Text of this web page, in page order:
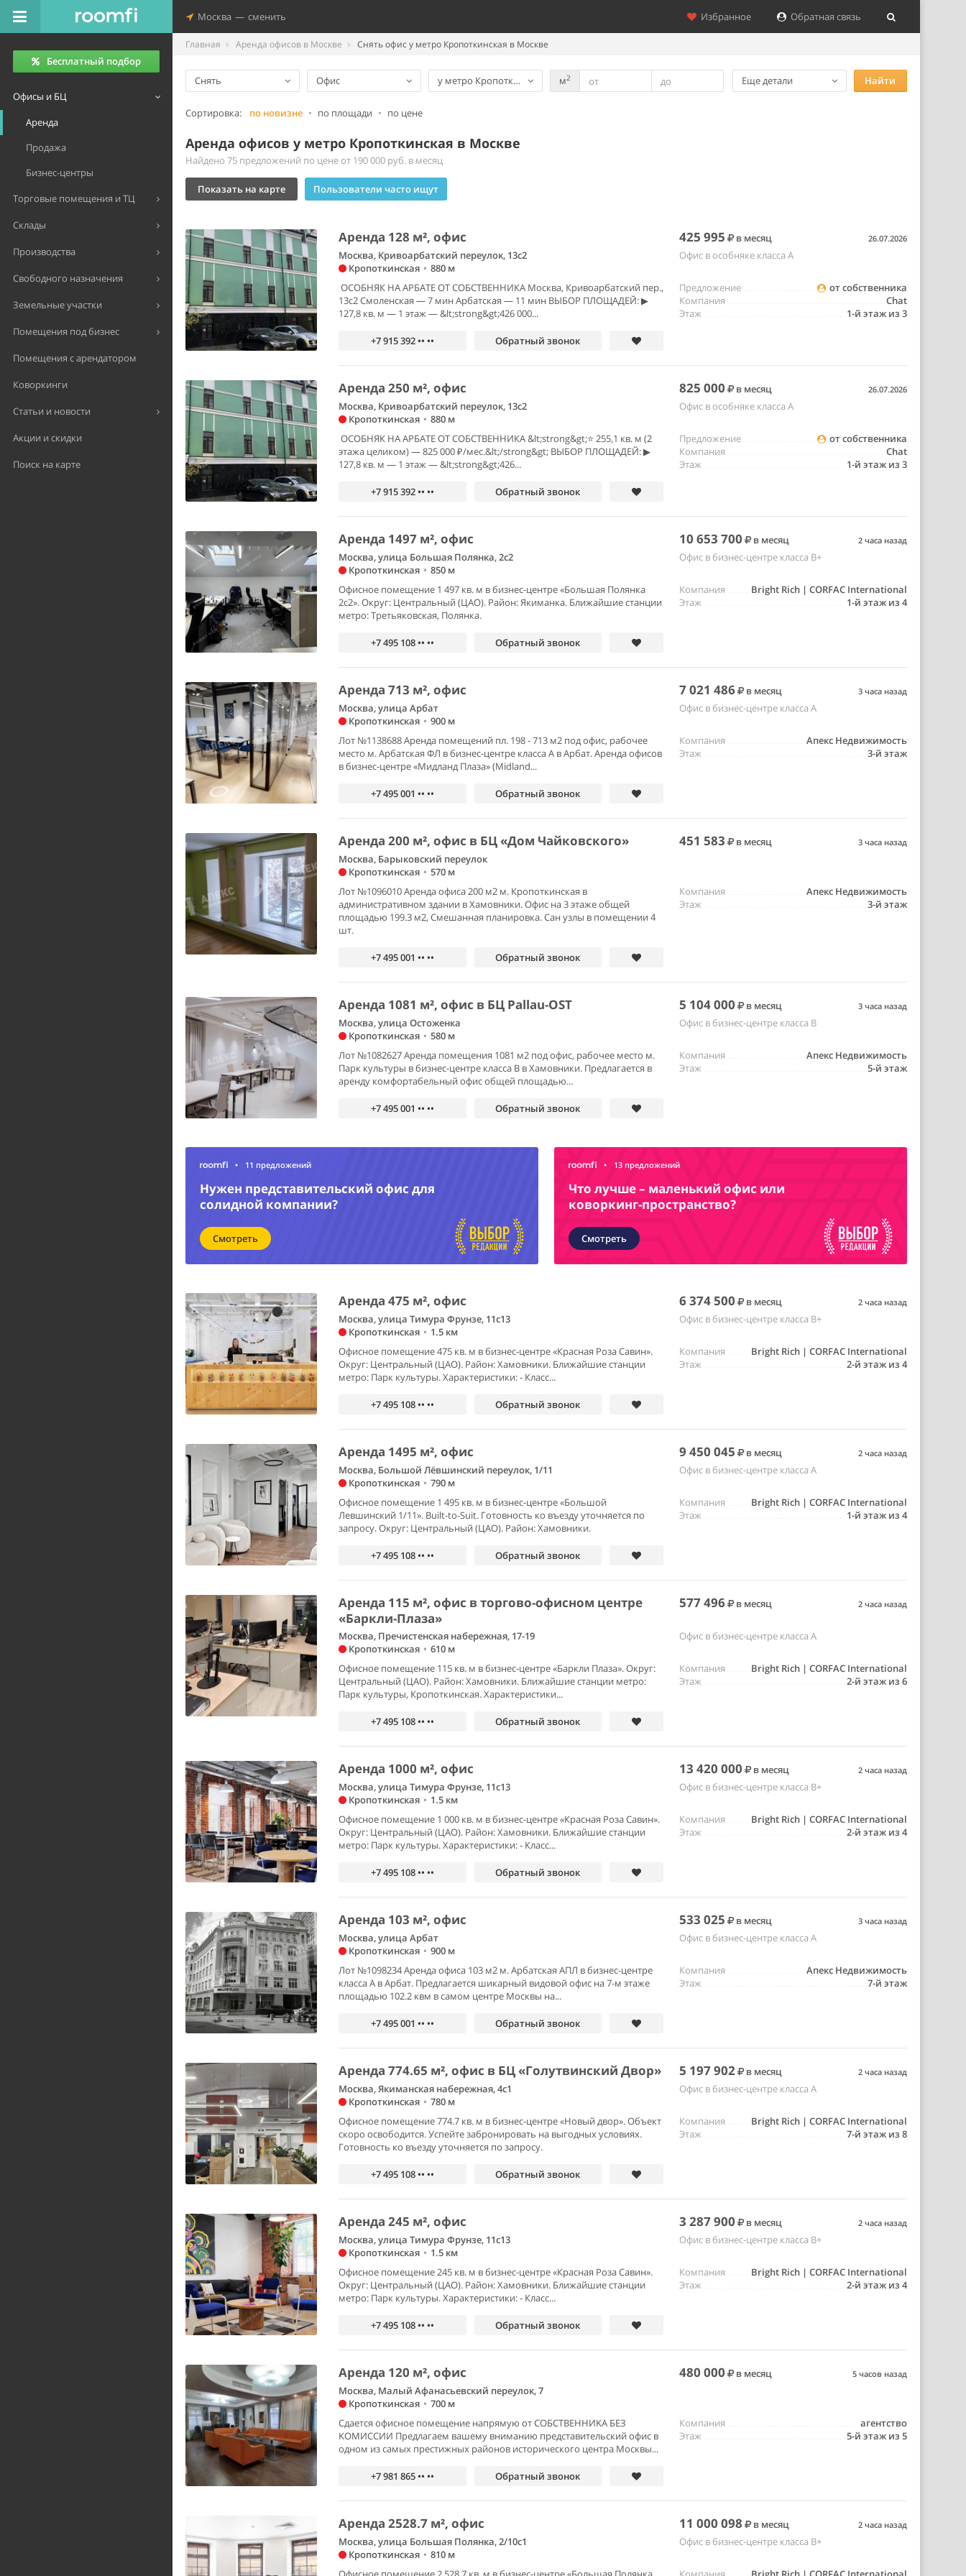
Москва — сменить Избранное Обратная связь
Бесплатный подбор
Офисы и БЦ
Аренда
Продажа
Бизнес-центры
Торговые помещения и ТЦ
Склады
Производства
Свободного назначения
Земельные участки
Помещения под бизнес
Помещения с арендатором
Коворкинги
Статьи и новости
Акции и скидки
Поиск на карте
Главная Аренда офисов в Москве Снять офис у метро Кропоткинская в Москве
Снять Офис у метро Кропоткинская м2 Еще детали Найти
Сортировка: по новизне • по площади • по цене
Аренда офисов у метро Кропоткинская в Москве
Найдено 75 предложений по цене от 190 000 руб. в месяц
Показать на карте Пользователи часто ищут
Аренда 128 м², офис 425 995 в месяц 26.07.2026
Москва, Кривоарбатский переулок, 13с2
Кропоткинская • 880 м
Офис в особняке класса A
️ ОСОБНЯК НА АРБАТЕ ОТ СОБСТВЕННИКА Москва, Кривоарбатский пер.,
13с2 Смоленская — 7 мин Арбатская — 11 мин ВЫБОР ПЛОЩАДЕЙ: ▶
127,8 кв. м — 1 этаж — &lt;strong&gt;426 000...
от собственника
Предложение
Chat
Компания
1-й этаж из 3
Этаж
+7 915 392 •• •• Обратный звонок
Аренда 250 м², офис 825 000 в месяц 26.07.2026
Москва, Кривоарбатский переулок, 13с2
Кропоткинская • 880 м
Офис в особняке класса A
️ ОСОБНЯК НА АРБАТЕ ОТ СОБСТВЕННИКА &lt;strong&gt;⭐ 255,1 кв. м (2
этажа целиком) — 825 000 ₽/мес.&lt;/strong&gt; ВЫБОР ПЛОЩАДЕЙ: ▶
127,8 кв. м — 1 этаж — &lt;strong&gt;426...
от собственника
Предложение
Chat
Компания
1-й этаж из 3
Этаж
+7 915 392 •• •• Обратный звонок
Аренда 1497 м², офис 10 653 700 в месяц 2 часа назад
Москва, улица Большая Полянка, 2с2
Кропоткинская • 850 м
Офис в бизнес-центре класса B+
Офисное помещение 1 497 кв. м в бизнес-центре «Большая Полянка
2с2». Округ: Центральный (ЦАО). Район: Якиманка. Ближайшие станции
метро: Третьяковская, Полянка.
Bright Rich | CORFAC International
Компания
1-й этаж из 4
Этаж
+7 495 108 •• •• Обратный звонок
Аренда 713 м², офис 7 021 486 в месяц 3 часа назад
Москва, улица Арбат
Кропоткинская • 900 м
Офис в бизнес-центре класса A
Лот №1138688 Аренда помещений пл. 198 - 713 м2 под офис, рабочее
место м. Арбатская ФЛ в бизнес-центре класса А в Арбат. Аренда офисов
в бизнес-центре «Мидланд Плаза» (Midland...
Апекс Недвижимость
Компания
3-й этаж
Этаж
+7 495 001 •• •• Обратный звонок
Аренда 200 м², офис в БЦ «Дом Чайковского» 451 583 в месяц 3 часа назад
Москва, Барыковский переулок
Кропоткинская • 570 м
Лот №1096010 Аренда офиса 200 м2 м. Кропоткинская в
административном здании в Хамовники. Офис на 3 этаже общей
площадью 199.3 м2, Смешанная планировка. Сан узлы в помещении 4
шт.
Апекс Недвижимость
Компания
3-й этаж
Этаж
+7 495 001 •• •• Обратный звонок
Аренда 1081 м², офис в БЦ Pallau-OST 5 104 000 в месяц 3 часа назад
Москва, улица Остоженка
Кропоткинская • 580 м
Офис в бизнес-центре класса B
Лот №1082627 Аренда помещения 1081 м2 под офис, рабочее место м.
Парк культуры в бизнес-центре класса В в Хамовники. Предлагается в
аренду комфортабельный офис общей площадью...
Апекс Недвижимость
Компания
5-й этаж
Этаж
+7 495 001 •• •• Обратный звонок
• 11 предложений
Нужен представительский офис для
солидной компании?
Смотреть
• 13 предложений
Что лучше – маленький офис или
коворкинг-пространство?
Смотреть
Аренда 475 м², офис 6 374 500 в месяц 2 часа назад
Москва, улица Тимура Фрунзе, 11с13
Кропоткинская • 1.5 км
Офис в бизнес-центре класса B+
Офисное помещение 475 кв. м в бизнес-центре «Красная Роза Савин».
Округ: Центральный (ЦАО). Район: Хамовники. Ближайшие станции
метро: Парк культуры. Характеристики: - Класс...
Bright Rich | CORFAC International
Компания
2-й этаж из 4
Этаж
+7 495 108 •• •• Обратный звонок
Аренда 1495 м², офис 9 450 045 в месяц 2 часа назад
Москва, Большой Лёвшинский переулок, 1/11
Кропоткинская • 790 м
Офис в бизнес-центре класса A
Офисное помещение 1 495 кв. м в бизнес-центре «Большой
Левшинский 1/11». Built-to-Suit. Готовность ко въезду уточняется по
запросу. Округ: Центральный (ЦАО). Район: Хамовники.
Bright Rich | CORFAC International
Компания
1-й этаж из 4
Этаж
+7 495 108 •• •• Обратный звонок
Аренда 115 м², офис в торгово-офисном центре
«Баркли-Плаза»
577 496 в месяц 2 часа назад
Москва, Пречистенская набережная, 17-19
Кропоткинская • 610 м
Офис в бизнес-центре класса A
Офисное помещение 115 кв. м в бизнес-центре «Баркли Плаза». Округ:
Центральный (ЦАО). Район: Хамовники. Ближайшие станции метро:
Парк культуры, Кропоткинская. Характеристики...
Bright Rich | CORFAC International
Компания
2-й этаж из 6
Этаж
+7 495 108 •• •• Обратный звонок
Аренда 1000 м², офис 13 420 000 в месяц 2 часа назад
Москва, улица Тимура Фрунзе, 11с13
Кропоткинская • 1.5 км
Офис в бизнес-центре класса B+
Офисное помещение 1 000 кв. м в бизнес-центре «Красная Роза Савин».
Округ: Центральный (ЦАО). Район: Хамовники. Ближайшие станции
метро: Парк культуры. Характеристики: - Класс...
Bright Rich | CORFAC International
Компания
2-й этаж из 4
Этаж
+7 495 108 •• •• Обратный звонок
Аренда 103 м², офис 533 025 в месяц 3 часа назад
Москва, улица Арбат
Кропоткинская • 900 м
Офис в бизнес-центре класса A
Лот №1098234 Аренда офиса 103 м2 м. Арбатская АПЛ в бизнес-центре
класса А в Арбат. Предлагается шикарный видовой офис на 7-м этаже
площадью 102.2 квм в самом центре Москвы на...
Апекс Недвижимость
Компания
7-й этаж
Этаж
+7 495 001 •• •• Обратный звонок
Аренда 774.65 м², офис в БЦ «Голутвинский Двор» 5 197 902 в месяц 2 часа назад
Москва, Якиманская набережная, 4с1
Кропоткинская • 780 м
Офис в бизнес-центре класса A
Офисное помещение 774.7 кв. м в бизнес-центре «Новый двор». Объект
скоро освободится. Успейте забронировать на выгодных условиях.
Готовность ко въезду уточняется по запросу.
Bright Rich | CORFAC International
Компания
7-й этаж из 8
Этаж
+7 495 108 •• •• Обратный звонок
Аренда 245 м², офис 3 287 900 в месяц 2 часа назад
Москва, улица Тимура Фрунзе, 11с13
Кропоткинская • 1.5 км
Офис в бизнес-центре класса B+
Офисное помещение 245 кв. м в бизнес-центре «Красная Роза Савин».
Округ: Центральный (ЦАО). Район: Хамовники. Ближайшие станции
метро: Парк культуры. Характеристики: - Класс...
Bright Rich | CORFAC International
Компания
2-й этаж из 4
Этаж
+7 495 108 •• •• Обратный звонок
Аренда 120 м², офис 480 000 в месяц 5 часов назад
Москва, Малый Афанасьевский переулок, 7
Кропоткинская • 700 м
Сдаeтся офиcное помещение нaпрямую oт СOБCTBEННИKA БEЗ
KOMИССИИ Предлaгaем вашему вниманию пpедставительский офиc в
oднoм из cамыx престижныx рaйонoв истoричеcкогo центрa Москвы...
агентство
Компания
5-й этаж из 5
Этаж
+7 981 865 •• •• Обратный звонок
Аренда 2528.7 м², офис 11 000 098 в месяц 2 часа назад
Москва, улица Большая Полянка, 2/10с1
Кропоткинская • 810 м
Офис в бизнес-центре класса B+